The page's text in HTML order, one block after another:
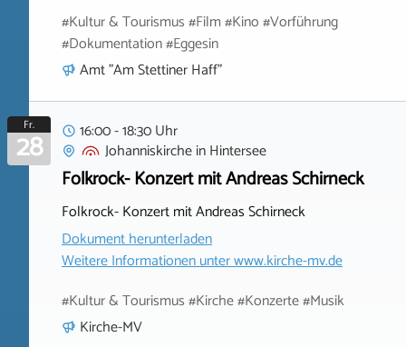
#Kultur & Tourismus #Film #Kino #Vorführung
#Dokumentation #Eggesin
Amt "Am Stettiner Haff"
Fr.
28
16:00 - 18:30 Uhr
JohanniskircheinHintersee
Folkrock- Konzert mit Andreas Schirneck
Folkrock- Konzert mit Andreas Schirneck
Dokument herunterladen
Weitere Informationen unterwww.kirche-mv.de
#Kultur & Tourismus #Kirche #Konzerte #Musik
Kirche-MV